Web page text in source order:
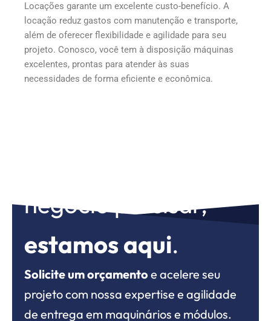
Locações garante um excelente custo-benefício. A
locação reduz gastos com manutenção e transporte,
além de oferecer flexibilidade e agilidade para seu
projeto. Conosco, você tem à disposição máquinas
excelentes, prontas para atender às suas
necessidades de forma eficiente e econômica.
negócio precisar,
estamos aqui.
Solicite um orçamento e acelere seu
projeto com nossa expertise e agilidade
de entrega em maquinários e módulos.